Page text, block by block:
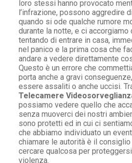
loro stessi hanno provocato
l’infrazione, possono aggredire
quando si ode qualche rumore
durante la notte, e ci accorgiamo
tentando di entrare in casa,
nel panico e la prima cosa che
andare a vedere direttamente
Questo è un errore che
porta anche a gravi
essere assaliti o anche uccisi.
Telecamere
possiamo vedere quello che
senza muoverci dei nostri
sono protetti ed in cui ci
che abbiamo individuato un
chiamare le autorità è il
cercare qualcosa per
violenza.